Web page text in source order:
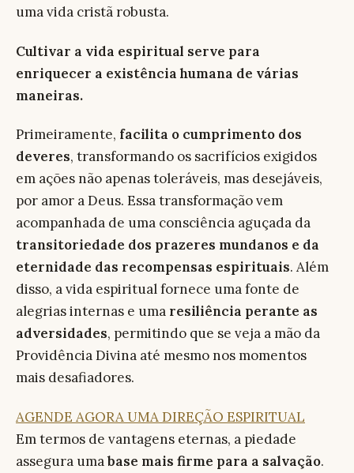
uma vida cristã robusta.
Cultivar a vida espiritual serve para
enriquecer a existência humana de várias
maneiras.
Primeiramente, facilita o cumprimento dos
deveres, transformando os sacrifícios exigidos
em ações não apenas toleráveis, mas desejáveis,
por amor a Deus. Essa transformação vem
acompanhada de uma consciência aguçada da
transitoriedade dos prazeres mundanos e da
eternidade das recompensas espirituais. Além
disso, a vida espiritual fornece uma fonte de
alegrias internas e uma resiliência perante as
adversidades, permitindo que se veja a mão da
Providência Divina até mesmo nos momentos
mais desafiadores.
AGENDE AGORA UMA DIREÇÃO ESPIRITUAL
Em termos de vantagens eternas, a piedade
assegura umabase mais firme para a salvação.